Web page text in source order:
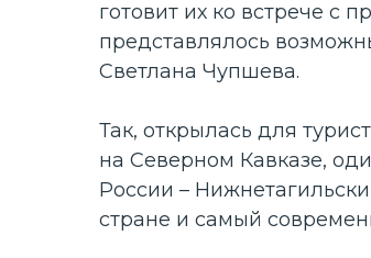
готовит их ко встрече с
представлялось
Светлана Чупшева.
Так, открылась для
на Северном Кавказе,
России –
стране и самый
Соорганизатор